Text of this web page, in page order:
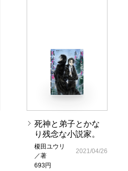
死神と弟子とかな
り残念な小説家。
榎田ユウリ
／著
693円
2021/04/26